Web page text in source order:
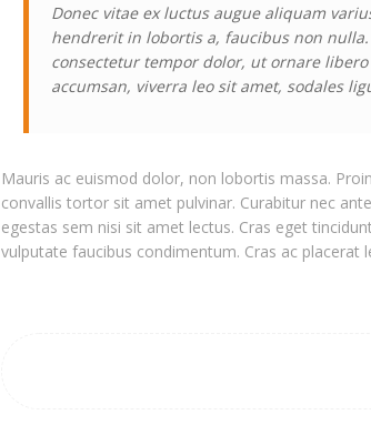
Donec vitae ex luctus augue aliquam
hendrerit in lobortis a, faucibus non
consectetur tempor dolor, ut ornare
accumsan, viverra leo sit amet, sodales
Mauris ac euismod dolor, non lobortis massa.
convallis tortor sit amet pulvinar. Curabitur nec
egestas sem nisi sit amet lectus. Cras eget
vulputate faucibus condimentum. Cras ac placerat